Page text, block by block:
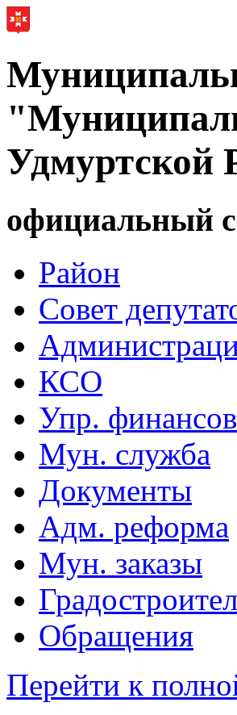
Удмуртской
официальный
Район
Совет
КСО
Упр. финансов
Мун. служба
Документы
Адм. реформа
Мун. заказы
Обращения
Перейти к